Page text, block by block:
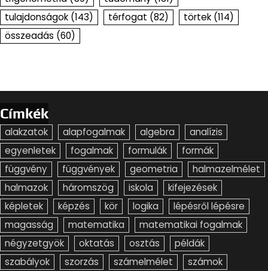
tulajdonságok (143) térfogat (82) törtek (114)
összeadás (60)
Címkék
alakzatok alapfogalmak algebra
analízis
egyenletek
fogalmak formulák
formák
függvény
függvények geometria
halmazelmélet
halmazok
háromszög iskola
kifejezések
képletek
képzés kör logika
lépésről lépésre
magasság
matematika
matematikai fogalmak
négyzetgyök
oktatás osztás
példák
szabályok
szorzás számelmélet
számok